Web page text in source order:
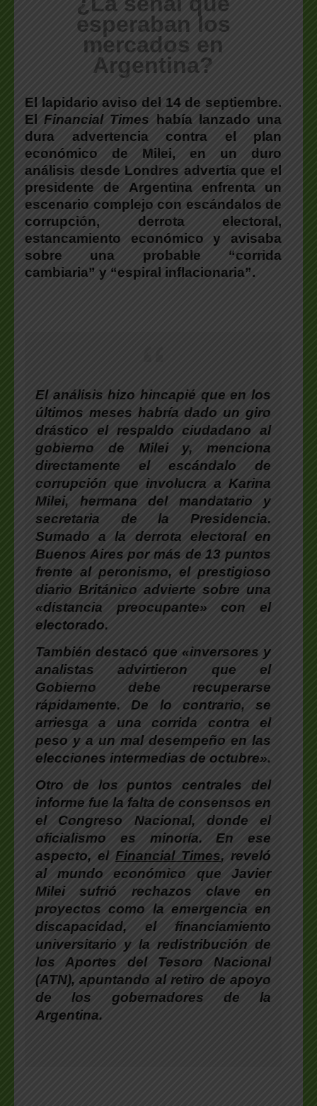
esperaban los
mercados en
Argentina?
El lapidario aviso del 14 de septiembre.
El Financial Times había lanzado una
dura advertencia contra el plan
económico de Milei, en un duro
análisis desde Londres advertía que el
presidente de Argentina enfrenta un
escenario complejo con escándalos de
corrupción, derrota electoral,
estancamiento económico y avisaba
sobre una probable “corrida
cambiaria” y “espiral inflacionaria”.
El análisis hizo hincapié que en los
últimos meses habría dado un giro
drástico el respaldo ciudadano al
gobierno de Milei y, menciona
directamente el escándalo de
corrupción que involucra a Karina
Milei, hermana del mandatario y
secretaria de la Presidencia.
Sumado a la derrota electoral en
Buenos Aires por más de 13 puntos
frente al peronismo, el prestigioso
diario Británico advierte sobre una
«distancia preocupante» con el
electorado.
También destacó que «inversores y
analistas advirtieron que el
Gobierno debe recuperarse
rápidamente. De lo contrario, se
arriesga a una corrida contra el
peso y a un mal desempeño en las
elecciones intermedias de octubre».
Otro de los puntos centrales del
informe fue la falta de consensos en
el Congreso Nacional, donde el
oficialismo es minoría. En ese
aspecto, el Financial Times, reveló
al mundo económico que Javier
Milei sufrió rechazos clave en
proyectos como la emergencia en
discapacidad, el financiamiento
universitario y la redistribución de
los Aportes del Tesoro Nacional
(ATN), apuntando al retiro de apoyo
de los gobernadores de la
Argentina.